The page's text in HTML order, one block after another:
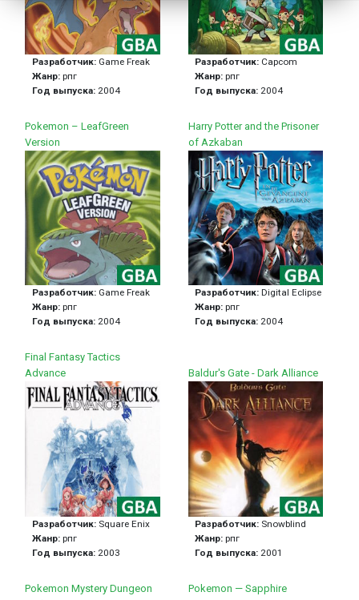
Разработчик: Game Freak
Жанр: рпг
Год выпуска: 2004
Разработчик: Capcom
Жанр:рпг
Год выпуска: 2004
Pokemon – LeafGreen
Version
Разработчик: Game Freak
Жанр: рпг
Год выпуска: 2004
Harry Potter and the Prisoner
of Azkaban
Разработчик:Digital Eclipse
Жанр:рпг
Год выпуска: 2004
Final Fantasy Tactics
Advance
Разработчик: Square Enix
Жанр: рпг
Год выпуска: 2003
Baldur's Gate - Dark Alliance
Разработчик: Snowblind
Жанр:рпг
Год выпуска: 2001
Pokemon Mystery Dungeon
Pokemon — Sapphire